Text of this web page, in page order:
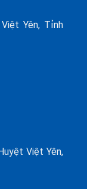
Yên, Tỉnh
Việt Yên,